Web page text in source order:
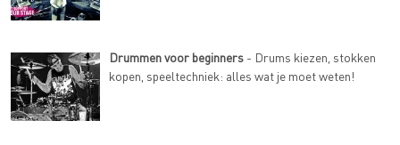
Drummen voor beginners - Drums kiezen, stokken
kopen, speeltechniek: alles wat je moet weten!